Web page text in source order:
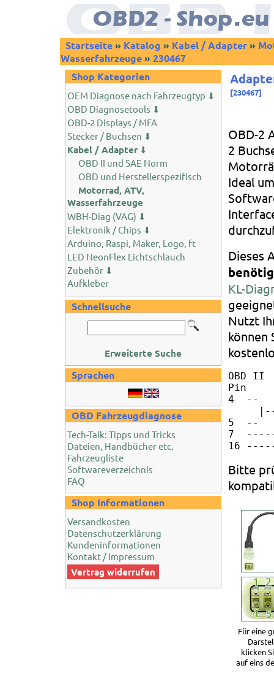
Startseite» Katalog » Kabel / Adapter»
Wasserfahrzeuge» 230467
Shop Kategorien
OEM Diagnose nach Fahrzeugtyp ⬇
OBD Diagnosetools ⬇
OBD-2 Displays / MFA
Stecker / Buchsen ⬇
Kabel / Adapter ⬇
OBD II und SAE Norm
OBD und Herstellerspezifisch
Motorrad, ATV,
Wasserfahrzeuge
WBH-Diag (VAG) ⬇
Elektronik / Chips ⬇
Arduino, Raspi, Maker, Logo, ft
LED NeonFlex Lichtschlauch
Zubehör ⬇
Aufkleber
Schnellsuche
Erweiterte Suche
Sprachen
OBD Fahrzeugdiagnose
Tech-Talk: Tipps und Tricks
Dateien, Handbücher etc.
Fahrzeugliste
Softwareverzeichnis
FAQ
Shop Informationen
Versandkosten
Datenschutzerklärung
Kundeninformationen
Kontakt / Impressum
Vertrag widerrufen
[230467]
OBD-2
2
Ideal
Dieses
KL-
Nutzt
können
OBD
Pin
4  --
5  --
7
Bitte
Für eine
klicken
auf eins